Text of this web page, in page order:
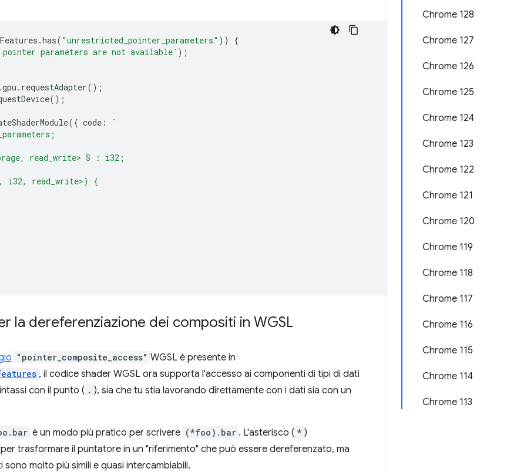
Chrome 128
Chrome 127
Chrome 126
Chrome 125
Chrome 124
Chrome 123
Chrome 122
Chrome 121
Chrome 120
Chrome 119
Chrome 118
Chrome 117
Chrome 116
Chrome 115
Chrome 114
Chrome 113
.has( "unrestricted_pointer_parameters" ))
{
parameters are not available` );
.gpu . requestAdapter();
();
({ code :
`
read_write> S : i32;
i32, read_write>) {
la dereferenziazione dei compositi in WGSL
"pointer_composite_access" WGSL è presente in
, il codice shader WGSL ora supporta l'accesso ai componenti di tipi di dati
con il punto ( . ), sia che tu stia lavorando direttamente con i dati sia con un
è un modo più pratico per scrivere (*foo).bar . L'asterisco ( * )
trasformare il puntatore in un "riferimento" che può essere dereferenzato, ma
molto più simili e quasi intercambiabili.